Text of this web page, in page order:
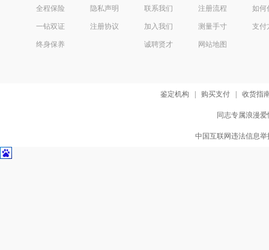
全程保险
一钻双证
终身保养
隐私声明
注册协议
联系我们
加入我们
诚聘贤才
注册流程
测量手寸
网站地图
如何
支付
鉴定机构 购买支付 收货指
同志专属浪漫
中国互联网违法信息